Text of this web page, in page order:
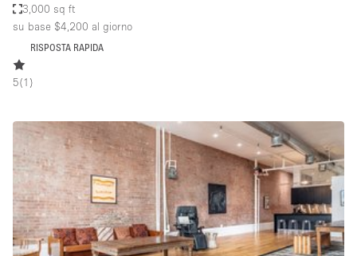
Bar
Camere Multiple
Cucina
Elettricità
Esposizione di Automobili
Giardino
Illuminazione
3,000 sq ft
su base $4,200 al giorno
RISPOSTA RAPIDA
5(1 )